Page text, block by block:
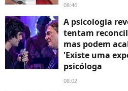
08:46
A psicologia
tentam
mas podem
'Existe uma
psicóloga
08:02